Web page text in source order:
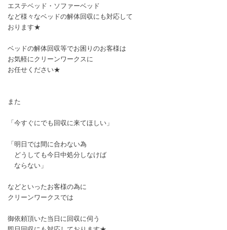
エステベッド・ソファーベッド
など様々なベッドの解体回収にも対応して
おります★
ベッドの解体回収等でお困りのお客様は
お気軽にクリーンワークスに
お任せください★
また
「今すぐにでも回収に来てほしい」
「明日では間に合わない為
どうしても今日中処分しなけば
ならない」
などといったお客様の為に
クリーンワークスでは
御依頼頂いた当日に回収に伺う